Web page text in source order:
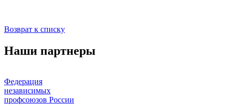
Возврат к списку
Наши партнеры
Федерация
независимых
профсоюзов России